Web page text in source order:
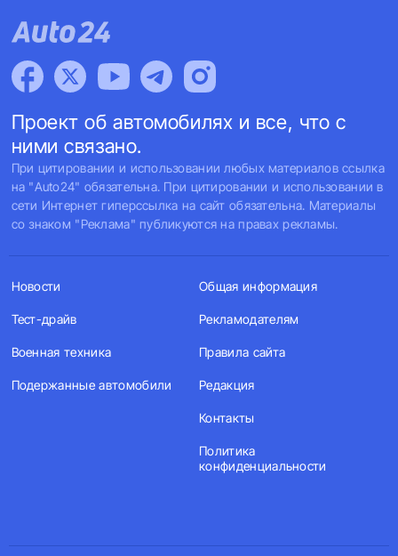
Проект об автомобилях и все, что с
ними связано.
При цитировании и использовании любых материалов ссылка
на "Auto24" обязательна. При цитировании и использовании в
сети Интернет гиперссылка на сайт обязательна. Материалы
со знаком "Реклама" публикуются на правах рекламы.
Новости
Тест-драйв
Военная техника
Подержанные автомобили
Общая информация
Рекламодателям
Правила сайта
Редакция
Контакты
Политика
конфиденциальности